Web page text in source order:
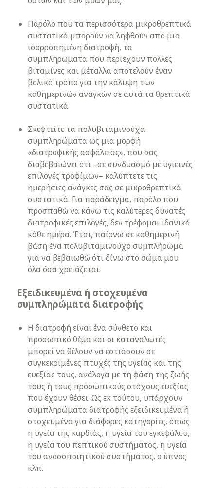
Παρόλο που τα περισσότερα μικροθρεπτικά
συστατικά μπορούν να ληφθούν από μια
ισορροπημένη διατροφή, τα
συμπληρώματα που περιέχουν πολλές
βιταμίνες και μέταλλα αποτελούν έναν
βολικό τρόπο για την κάλυψη των
καθημερινών αναγκών σε αυτά τα θρεπτικά
συστατικά.
Σκεφτείτε τα πολυβιταμινούχα
συμπληρώματα ως μια μορφή
«διατροφικής ασφάλειας», που σας
διαβεβαιώνει ότι –σε συνδυασμό με υγιεινές
επιλογές τροφίμων– καλύπτετε τις
ημερήσιες ανάγκες σας σε μικροθρεπτικά
συστατικά. Για παράδειγμα, παρόλο που
προσπαθώ να κάνω τις καλύτερες δυνατές
διατροφικές επιλογές, δεν τρέφομαι ιδανικά
κάθε ημέρα. Έτσι, παίρνω σε καθημερινή
βάση ένα πολυβιταμινούχο συμπλήρωμα
για να βεβαιωθώ ότι δίνω στο σώμα μου
όλα όσα χρειάζεται.
Εξειδικευμένα ή στοχευμένα
συμπληρώματα διατροφής
Η διατροφή είναι ένα σύνθετο και
προσωπικό θέμα και οι καταναλωτές
μπορεί να θέλουν να εστιάσουν σε
συγκεκριμένες πτυχές της υγείας και της
ευεξίας τους, ανάλογα με τη φάση της ζωής
τους ή τους προσωπικούς στόχους ευεξίας
που έχουν θέσει. Ως εκ τούτου, υπάρχουν
συμπληρώματα διατροφής εξειδικευμένα ή
στοχευμένα για διάφορες κατηγορίες, όπως
η υγεία της καρδιάς, η υγεία του εγκεφάλου,
η υγεία του πεπτικού συστήματος, η υγεία
του ανοσοποιητικού συστήματος, ο ύπνος
κλπ.